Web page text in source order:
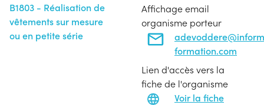
B1803 - Réalisation de
vêtements sur mesure
ou en petite série
Affichage email
organisme porteur
formation.com
Lien d'accès vers la
fiche de l'organisme
Voir la fiche